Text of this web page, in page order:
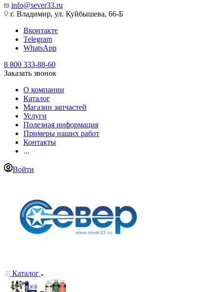
info@sever33.ru
г. Владимир, ул. Куйбышева, 66-Б
Вконтакте
Telegram
WhatsApp
8 800 333-88-60
Заказать звонок
О компании
Каталог
Магазин запчастей
Услуги
Полезная информация
Примеры наших работ
Контакты
...
Войти
Каталог